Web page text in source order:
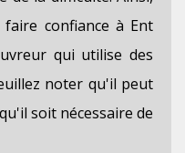
confiance à Ent
qui utilise des
noter qu'il peut
soit nécessaire de